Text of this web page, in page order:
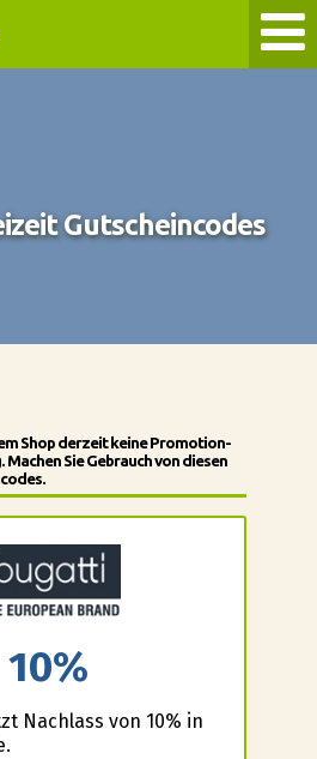
Gutscheincodes
Shop derzeit keine Promotion-
Sie Gebrauch von diesen
10%
Nachlass von 10% in